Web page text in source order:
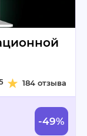
184 отзыва
-49%